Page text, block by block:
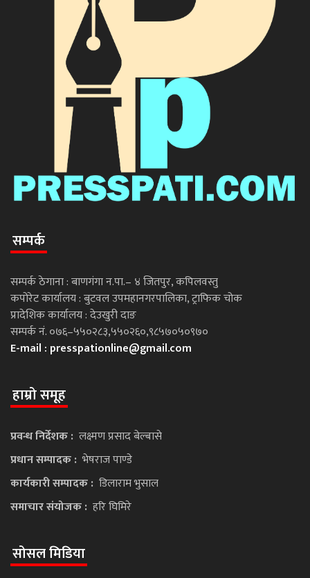
सम्पर्क
सम्पर्क ठेगाना : बाणगंगा न.पा.– ४ जितपुर, कपिलवस्तु
कपोरेट कार्यालय : बुटवल उपमहानगरपालिका, ट्राफिक चोक
प्रादेशिक कार्यालय : देउखुरी दाङ
सम्पर्क नं. ०७६–५५०२८३,५५०२६०,९८५७०५०९७०
E-mail : presspationline@gmail.com
हाम्रो समूह
प्रवन्ध निर्देशक : लक्ष्मण प्रसाद बेल्बासे
प्रधान सम्पादक : भेषराज पाण्डे
कार्यकारी सम्पादक : डिलाराम भुसाल
समाचार संयोजक : हरि घिमिरे
सोसल मिडिया